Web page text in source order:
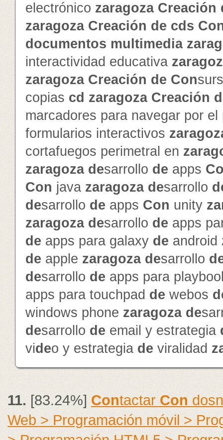
electrónico zaragoza Creación
zaragoza Creación de cd s
documentos multimedia
interactividad educativa
zaragoza Creación de Con
copias cd zaragoza Creación
marcadores para navegar por
formularios interactivos
cortafuegos perimetral en
zaragoza desarrollo de apps
Con java zaragoza desarrollo
desarrollo de apps Con unity
zaragoza desarrollo de apps
de apps para galaxy de android
de apple zaragoza desarrollo
desarrollo de apps para
apps para touchpad de webos
windows phone zaragoza de
desarrollo de email y estrategia
video y estrategia de viralidad
11.[83.24%]ContactarCon
Web > Programación móvil >